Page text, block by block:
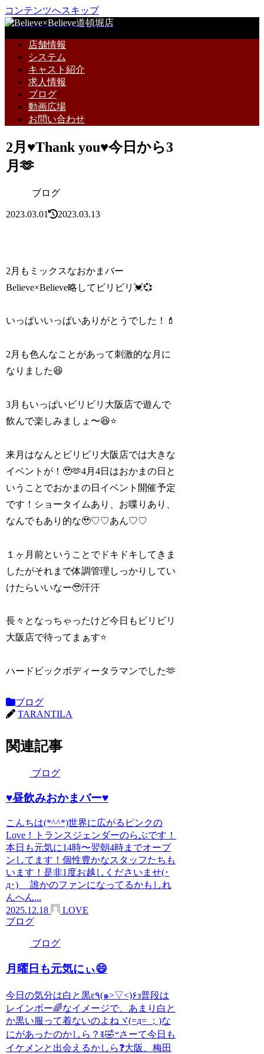
コンテンツへスキップ
店舗情報
システム
キャスト紹介
求人情報
ブログ
動画広場
お問い合わせ
2月♥Thank you♥今日から3
月🫶
ブログ
2023.03.01 2023.03.13
2月もミックスなおかまバー
Believe×Believe略してビリビリ💓💞
いっぱいいっぱいありがとうでした！💄
2月も色んなことがあって刺激的な月に
なりました😆
3月もいっぱいビリビリ大阪店で遊んで
飲んで楽しみましょ〜😆⭐️
来月はなんとビリビリ大阪店では大きな
イベントが！🥹🫶4月4日はおかまの日と
いうことでおかまの日イベント開催予定
です！ショータイムあり、お喋りあり、
なんでもあり的な🥹♡♡あん♡♡
１ヶ月前ということでドキドキしてきま
したがそれまで体調管理しっかりしてい
けたらいいなー🥹汗汗
長々となっちゃったけど今日もビリビリ
大阪店で待ってまぁす⭐️
ハードビックボディータラマンでした🫶
ブログ
TARANTILA
関連記事
ブログ
♥️昼飲みおかまバー♥️
こんちは(*^^*)世界に広がるピンクの
Love！トランスジェンダーのらぶです！
本日も元気に14時〜翌朝4時までオープ
ンしてます！個性豊かなスタッフたちも
います！是非1度お越しくださいませ(･
д･)ゞ‎ 誰かのファンになってるかもしれ
んへん...
2025.12.18
LOVE
ブログ
ブログ
月曜日も元気にぃ😄
今日の気分は白と黒ε٩(๑>▽<)۶з普段は
レインボー🌈なイメージで、あまり白と
か黒い服って着ないのよねヾ(=д= ；)な
にがあったのかしら？ꉂ🤣𐤔さーて今日も
イケメンと出会えるかしら❓大阪、梅田